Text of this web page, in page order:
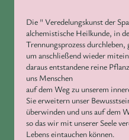
Die " Veredelungskunst der
alchemistische Heilkunde, in
Trennungsprozess
um anschließend wieder
daraus entstandene reine
uns Menschen
auf dem Weg zu unserem
Sie erweitern unser
überwinden und uns auf dem
so das wir mit unserer Seele
Lebens eintauchen können.